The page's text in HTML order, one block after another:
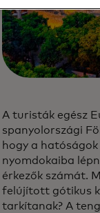
A turisták egész
spanyolországi
hogy a
nyomdokaiba
érkezők számát.
felújított gótikus
tarkítanak? A